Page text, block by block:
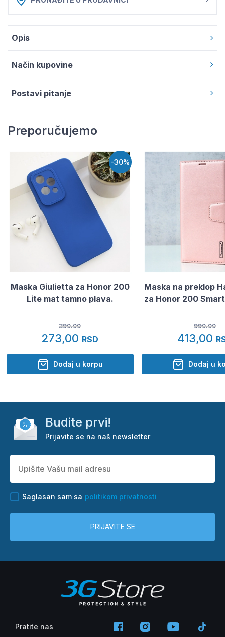
Opis
Način kupovine
Postavi pitanje
Preporučujemo
-30%
Maska Giulietta za Honor 200
Lite mat tamno plava.
390.00
273,00 RSD
Dodaj u korpu
Maska na preklop
za Honor 200
990.00
413,00
Dodaj u
Budite prvi!
Prijavite se na naš newsletter
Saglasan sam sa politikom privatnosti
PRIJAVITE SE
Pratite nas